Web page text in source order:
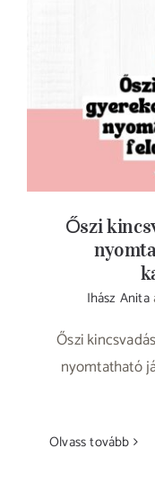
Őszi
Őszi
Ihász Anita
Őszi
nyomtatható
Olvass tovább